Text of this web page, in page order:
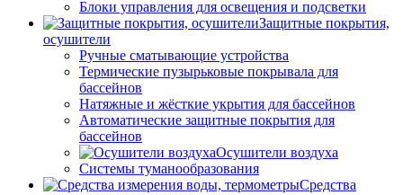
Блоки управления для освещения и подсветки
Защитные покрытия,
осушители
Ручные сматывающие устройства
Термические пузырьковые покрывала для
бассейнов
Натяжные и жёсткие укрытия для бассейнов
Автоматические защитные покрытия для
бассейнов
Осушители воздуха
Системы туманообразования
Средства